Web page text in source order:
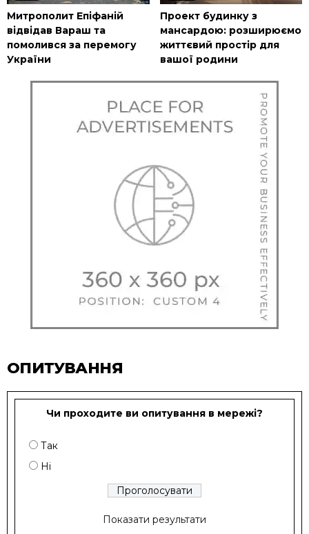
Митрополит Епіфаній
відвідав Вараш та
помолився за перемогу
України
Проект будинку з
мансардою: розширюємо
життєвий простір для
вашої родини
ОПИТУВАННЯ
Чи проходите ви опитування в мережі?
Так
Ні
Показати результати